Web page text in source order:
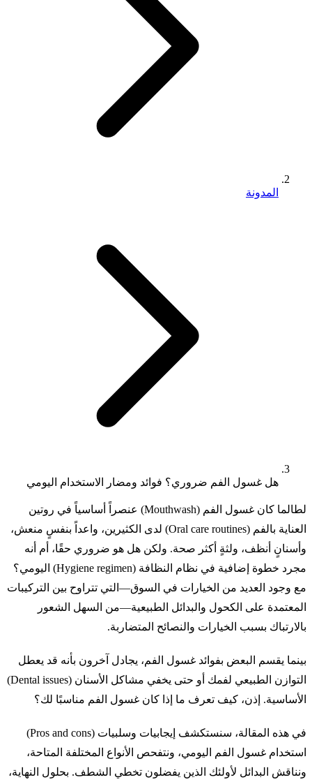
المدونة
هل غسول الفم ضروري؟ فوائد ومضار الاستخدام اليومي
لطالما كان غسول الفم (Mouthwash) عنصراً أساسياً في روتين
العناية بالفم (Oral care routines) لدى الكثيرين، واعداً بنفسٍ منعش،
وأسنانٍ أنظف، ولثةٍ أكثر صحة. ولكن هل هو ضروري حقًا، أم أنه
مجرد خطوة إضافية في نظام النظافة (Hygiene regimen) اليومي؟
مع وجود العديد من الخيارات في السوق—التي تتراوح بين التركيبات
المعتمدة على الكحول والبدائل الطبيعية—من السهل الشعور
بالارتباك بسبب الخيارات والنصائح المتضاربة.
بينما يقسم البعض بفوائد غسول الفم، يجادل آخرون بأنه قد يعطل
التوازن الطبيعي لفمك أو حتى يخفي مشاكل الأسنان (Dental issues)
الأساسية. إذن، كيف تعرف ما إذا كان غسول الفم مناسبًا لك؟
في هذه المقالة، سنستكشف إيجابيات وسلبيات (Pros and cons)
استخدام غسول الفم اليومي، ونتفحص الأنواع المختلفة المتاحة،
ونناقش البدائل لأولئك الذين يفضلون تخطي الشطف. بحلول النهاية،